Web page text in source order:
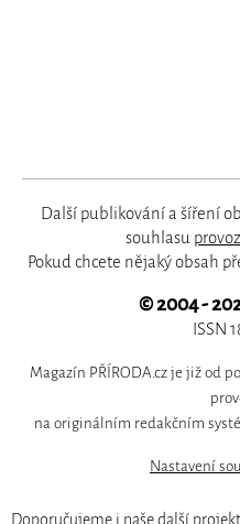
Další publikování a šíření
souhlasu
Pokud chcete nějaký obsah
© 2004 -
ISSN
Magazín PŘÍRODA.cz je již od
na originálním redakčním
Nastavení
Doporučujeme i naše další